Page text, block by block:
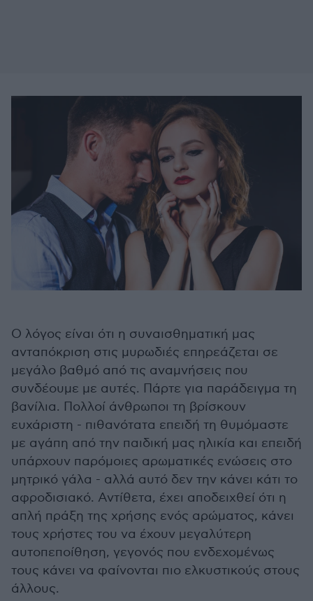
Ο λόγος είναι ότι η συναισθηματική μας
ανταπόκριση στις μυρωδιές επηρεάζεται σε
μεγάλο βαθμό από τις αναμνήσεις που
συνδέουμε με αυτές. Πάρτε για παράδειγμα τη
βανίλια. Πολλοί άνθρωποι τη βρίσκουν
ευχάριστη - πιθανότατα επειδή τη θυμόμαστε
με αγάπη από την παιδική μας ηλικία και επειδή
υπάρχουν παρόμοιες αρωματικές ενώσεις στο
μητρικό γάλα - αλλά αυτό δεν την κάνει κάτι το
αφροδισιακό. Αντίθετα, έχει αποδειχθεί ότι η
απλή πράξη της χρήσης ενός αρώματος, κάνει
τους χρήστες του να έχουν μεγαλύτερη
αυτοπεποίθηση, γεγονός που ενδεχομένως
τους κάνει να φαίνονται πιο ελκυστικούς στους
άλλους.